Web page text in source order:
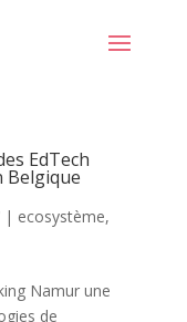
EdTech
Belgique
| ecosystème,
Namur une
de